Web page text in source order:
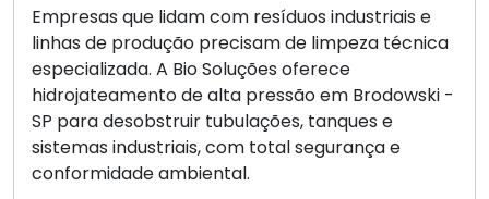
Empresas que lidam com resíduos industriais e
linhas de produção precisam de limpeza técnica
especializada. A Bio Soluções oferece
hidrojateamento de alta pressão em Brodowski -
SP para desobstruir tubulações, tanques e
sistemas industriais, com total segurança e
conformidade ambiental.